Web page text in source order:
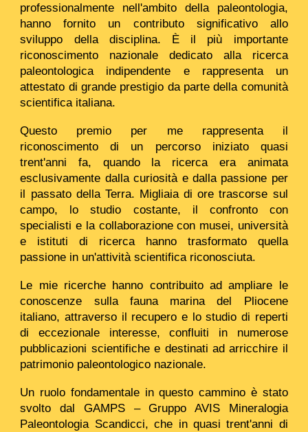
professionalmente nell'ambito della paleontologia,
hanno fornito un contributo significativo allo
sviluppo della disciplina. È il più importante
riconoscimento nazionale dedicato alla ricerca
paleontologica indipendente e rappresenta un
attestato di grande prestigio da parte della comunità
scientifica italiana.
Questo premio per me rappresenta il
riconoscimento di un percorso iniziato quasi
trent'anni fa, quando la ricerca era animata
esclusivamente dalla curiosità e dalla passione per
il passato della Terra. Migliaia di ore trascorse sul
campo, lo studio costante, il confronto con
specialisti e la collaborazione con musei, università
e istituti di ricerca hanno trasformato quella
passione in un'attività scientifica riconosciuta.
Le mie ricerche hanno contribuito ad ampliare le
conoscenze sulla fauna marina del Pliocene
italiano, attraverso il recupero e lo studio di reperti
di eccezionale interesse, confluiti in numerose
pubblicazioni scientifiche e destinati ad arricchire il
patrimonio paleontologico nazionale.
Un ruolo fondamentale in questo cammino è stato
svolto dal GAMPS – Gruppo AVIS Mineralogia
Paleontologia Scandicci, che in quasi trent'anni di